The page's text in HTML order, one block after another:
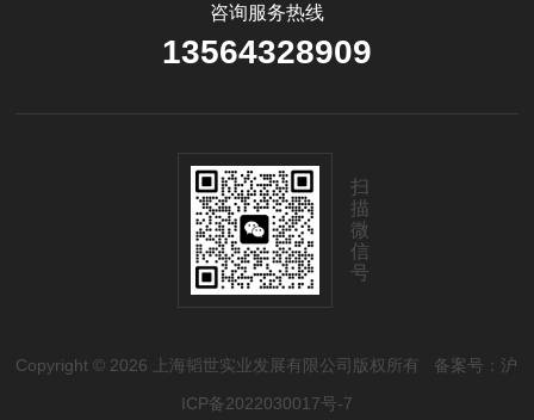
咨询服务热线
13564328909
扫
描
微
信
号
Copyright © 2026 上海韬世实业发展有限公司版权所有 备案号：沪
ICP备2022030017号-7